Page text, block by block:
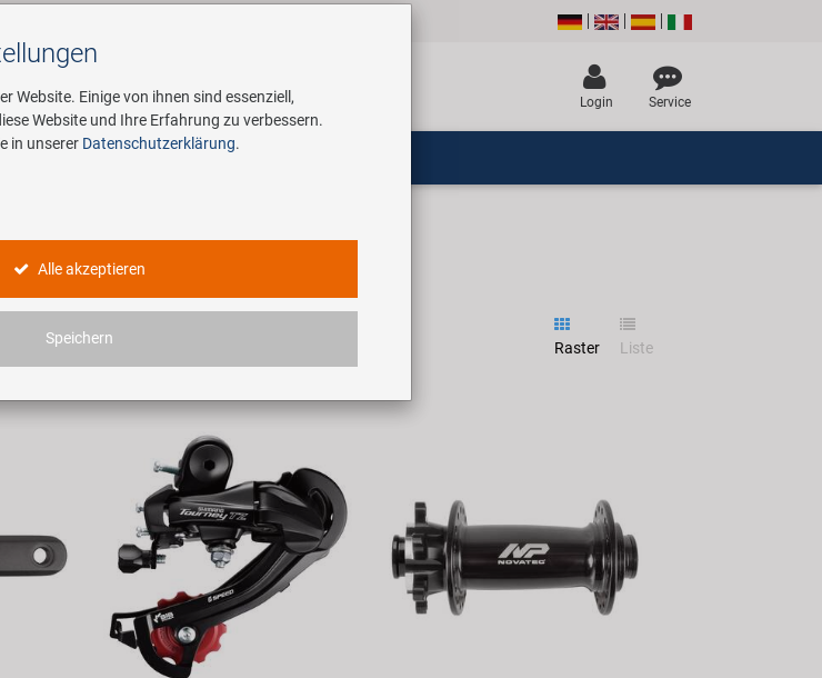
Suchen
Login Service
Raster Liste
Website. Einige von ihnen sind essenziell,
Website und Ihre Erfahrung zu verbessern.
in unserer Datenschutzerklärung.
Alle akzeptieren
Speichern